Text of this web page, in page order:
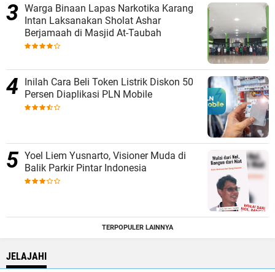
Warga Binaan Lapas Narkotika Karang
Intan Laksanakan Sholat Ashar
Berjamaah di Masjid At-Taubah
Inilah Cara Beli Token Listrik Diskon 50
Persen Diaplikasi PLN Mobile
Yoel Liem Yusnarto, Visioner Muda di
Balik Parkir Pintar Indonesia
TERPOPULER LAINNYA
JELAJAHI